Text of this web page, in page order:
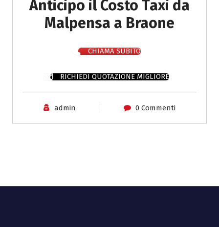
Anticipo il Costo Taxi da
Malpensa a Braone
CHIAMA SUBITO
RICHIEDI QUOTAZIONE MIGLIORE
admin 0 Commenti